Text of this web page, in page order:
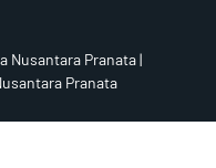
Nusantara Pranata |
Pranata